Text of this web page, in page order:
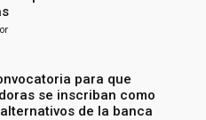
para que
se inscriban como
de la banca